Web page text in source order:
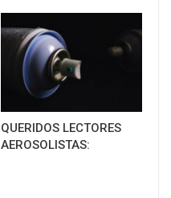
QUERIDOS LECTORES
AEROSOLISTAS: